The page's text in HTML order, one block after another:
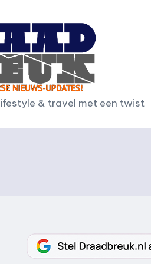
& travel met een twist